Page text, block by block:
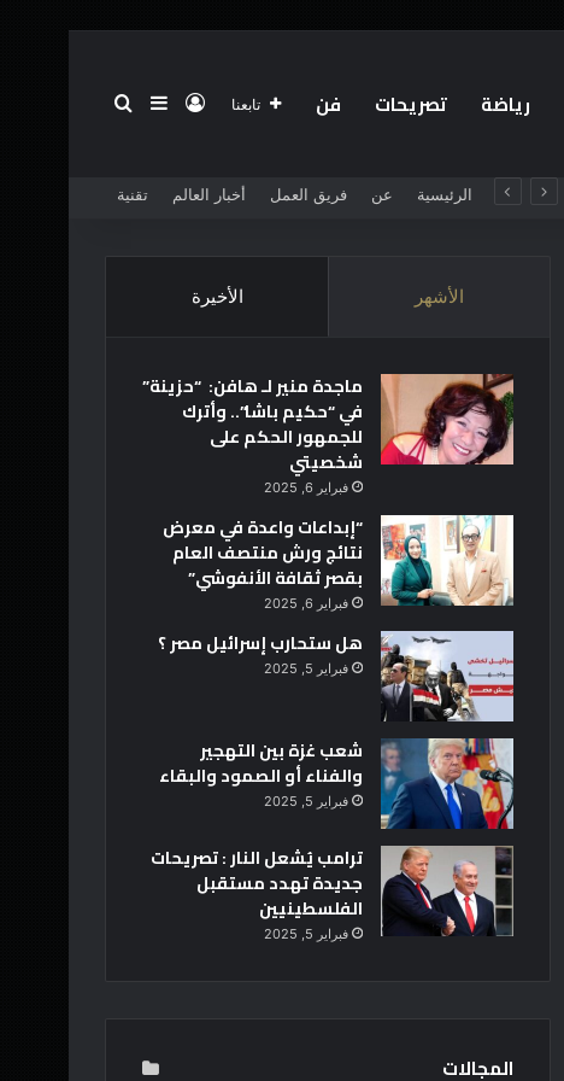
رياضة تصريحات فن تابعنا تسجيل الدخول
إضافة عمود جانبي
الرئيسية عن فريق العمل أخبار العالم تقنية
الأشهر الأخيرة
ماجدة منير لـ هافن: “حزينة”
في “حكيم باشا”.. وأترك
للجمهور الحكم على
شخصيتي
فبراير 6, 2025
“إبداعات واعدة في معرض
نتائج ورش منتصف العام
بقصر ثقافة الأنفوشي”
فبراير 6, 2025
هل ستحارب إسرائيل مصر ؟
فبراير 5, 2025
شعب غزة بين التهجير
والفناء أو الصمود والبقاء
فبراير 5, 2025
ترامب يُشعل النار : تصريحات
جديدة تهدد مستقبل
الفلسطينيين
فبراير 5, 2025
المجالات